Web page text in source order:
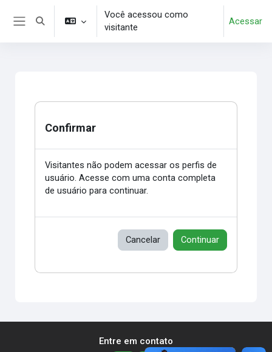
Ir para o conteúdo principal
Alternar entrada de pesquisa
Você acessou como
visitante
Acessar
Confirmar
Visitantes não podem acessar os perfis de
usuário. Acesse com uma conta completa
de usuário para continuar.
Cancelar Continuar
Entre em contato